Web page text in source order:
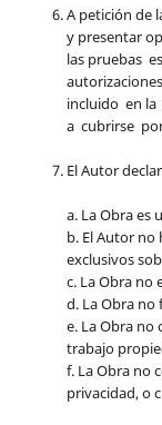
A petición de
y presentar
las pruebas
incluido en
a cubrirse
El Autor
a. La Obra es
b. El Autor
exclusivos
c. La Obra no
d. La Obra no
e. La Obra
trabajo
f. La Obra no
privacidad, o